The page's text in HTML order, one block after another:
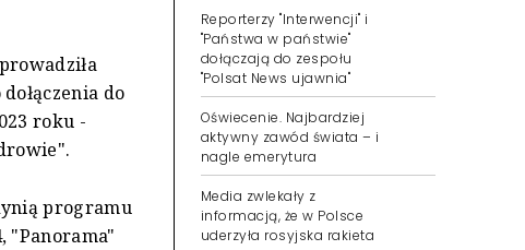
do
roku -
programu
"Panorama"
Reporterzy "Interwencji" i
"Państwa w państwie"
dołączają do zespołu
"Polsat News ujawnia"
Oświecenie. Najbardziej
aktywny zawód świata – i
nagle emerytura
Media zwlekały z
informacją, że w Polsce
uderzyła rosyjska rakieta